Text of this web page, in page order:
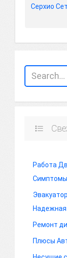
Серхио
Работа
Ремонт
Плюсы